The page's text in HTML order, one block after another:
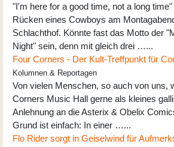
"I'm here for a good time, not a long
Rücken eines Cowboys am
Schlachthof. Könnte fast das Motto der
Night" sein, denn mit gleich drei …...
Four Corners - Der Kult-Treffpunkt für
Kolumnen & Reportagen
Von vielen Menschen, so auch von uns,
Corners Music Hall gerne als kleines
Anlehnung an die Asterix & Obelix
Grund ist einfach: In einer …...
Flo Rider sorgt in Geiselwind für